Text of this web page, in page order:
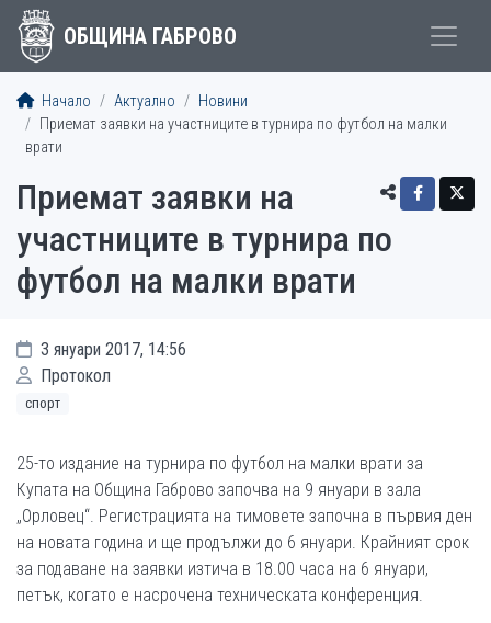
ОБЩИНА ГАБРОВО
Начало Актуално
Новини
Приемат заявки на участниците в турнира по футбол на малки
врати
Приемат заявки на
участниците в турнира по
футбол на малки врати
3 януари 2017, 14:56
Протокол
спорт
25-то издание на турнира по футбол на малки врати за
Купата на Община Габрово започва на 9 януари в зала
„Орловец“. Регистрацията на тимовете започна в първия ден
на новата година и ще продължи до 6 януари. Крайният срок
за подаване на заявки изтича в 18.00 часа на 6 януари,
петък, когато е насрочена техническата конференция.